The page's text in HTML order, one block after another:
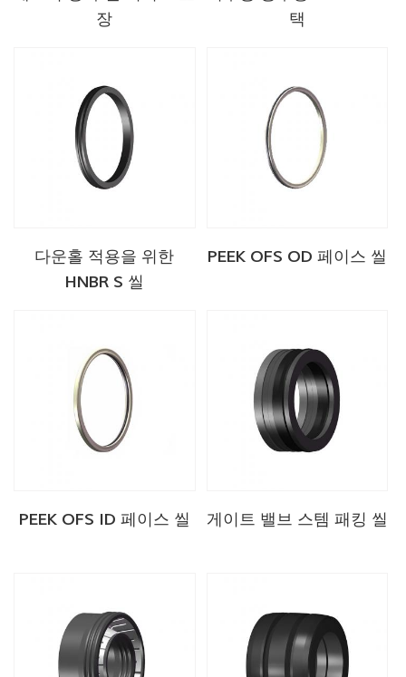
장
택
다운홀 적용을 위한
HNBR S 씰
PEEK OFS OD 페이스 씰
PEEK OFS ID 페이스 씰 게이트 밸브 스템 패킹 씰